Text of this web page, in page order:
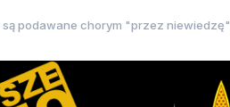
podawane chorym "przez niewiedzę"